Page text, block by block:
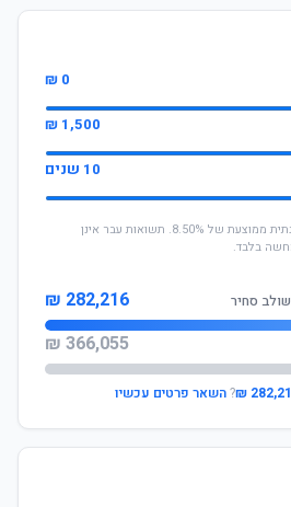
0 ₪
1,500 ₪
10 שנים
* החישוב מבוסס על תשואה שנתית ממוצעת של 8.50%. תשואות עבר אינן
בלבד.
סחיר 282,216 ₪
366,055 ₪
?השאר פרטים עכשיו